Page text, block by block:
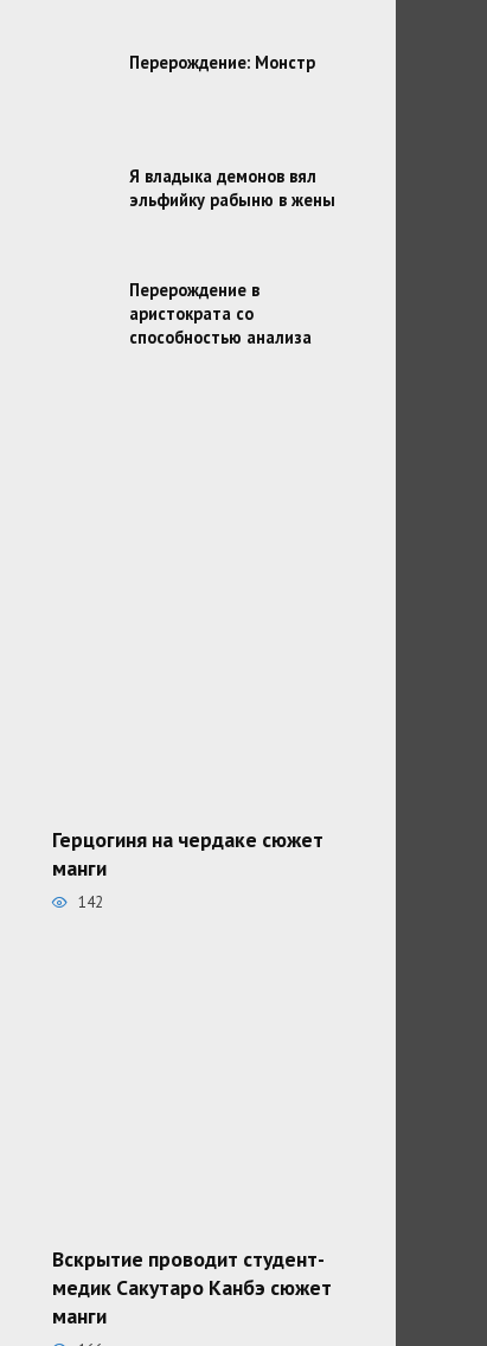
Перерождение: Монстр
Я владыка демонов вял
эльфийку рабыню в жены
Перерождение в
аристократа со
способностью анализа
Герцогиня на чердаке сюжет
манги
142
Вскрытие проводит студент-
медик Сакутаро Канбэ сюжет
манги